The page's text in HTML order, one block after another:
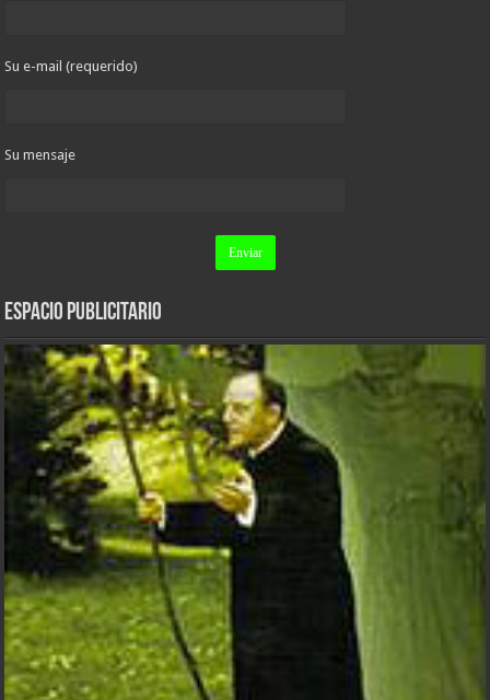
Su e-mail (requerido)
Su mensaje
ESPACIO PUBLICITARIO